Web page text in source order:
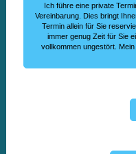
Ich führe eine private
Vereinbarung. Dies bringt
Termin allein für Sie
immer genug Zeit für Sie
vollkommen ungestört.